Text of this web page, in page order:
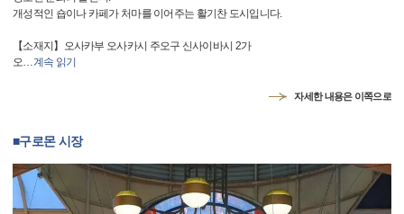
개성적인 숍이나 카페가 처마를 이어주는 활기찬 도시입니다.
【소재지】오사카부 오사카시 주오구 신사이바시 2가
오…계속 읽기
자세한 내용은 이쪽으로
■구로몬 시장